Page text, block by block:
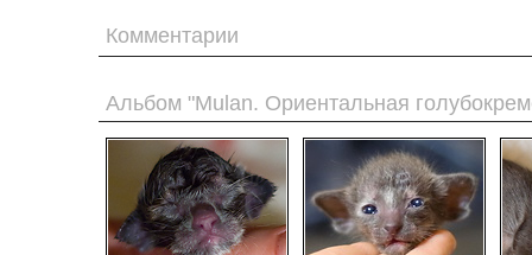
Комментарии
Альбом "Mulan. Ориентальная